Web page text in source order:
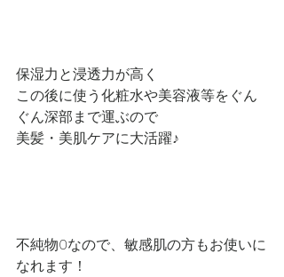
保湿力と浸透力が高く
この後に使う化粧水や美容液等をぐん
ぐん深部まで運ぶので
美髪・美肌ケアに大活躍♪
不純物0なので、敏感肌の方もお使いに
なれます！